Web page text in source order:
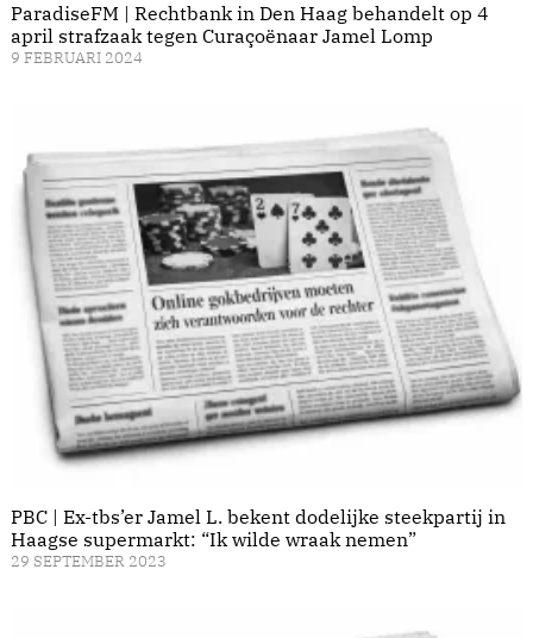
ParadiseFM | Rechtbank in Den Haag behandelt op 4
april strafzaak tegen Curaçoënaar Jamel Lomp
9 FEBRUARI 2024
PBC | Ex-tbs’er Jamel L. bekent dodelijke steekpartij in
Haagse supermarkt: “Ik wilde wraak nemen”
29 SEPTEMBER 2023